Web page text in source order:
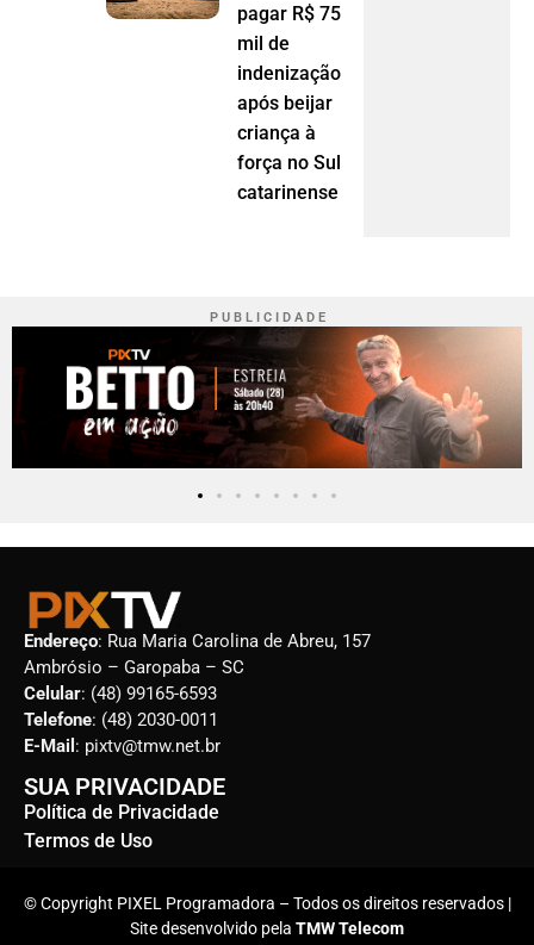
pagar R$ 75
mil de
indenização
após beijar
criança à
força no Sul
catarinense
P U B L I C I D A D E
Endereço: Rua Maria Carolina de Abreu, 157
Ambrósio – Garopaba – SC
Celular: (48) 99165-6593
Telefone: (48) 2030-0011
E-Mail : pixtv@tmw.net.br
SUA PRIVACIDADE
Política de Privacidade
Termos de Uso
© Copyright PIXEL Programadora – Todos os direitos reservados |
Site desenvolvido pela TMW Telecom